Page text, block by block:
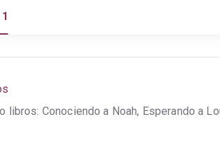
libros: Conociendo a Noah, Esperando a